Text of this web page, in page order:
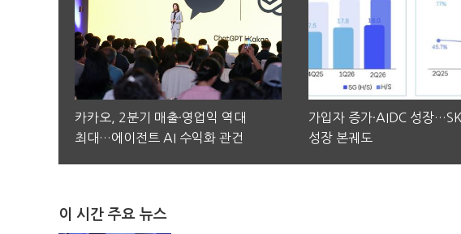
카카오, 2분기 매출·영업익 역대
최대…에이전트 AI 수익화 관건
가입자 증가·AIDC 성장
성장 본궤도
이 시간 주요 뉴스